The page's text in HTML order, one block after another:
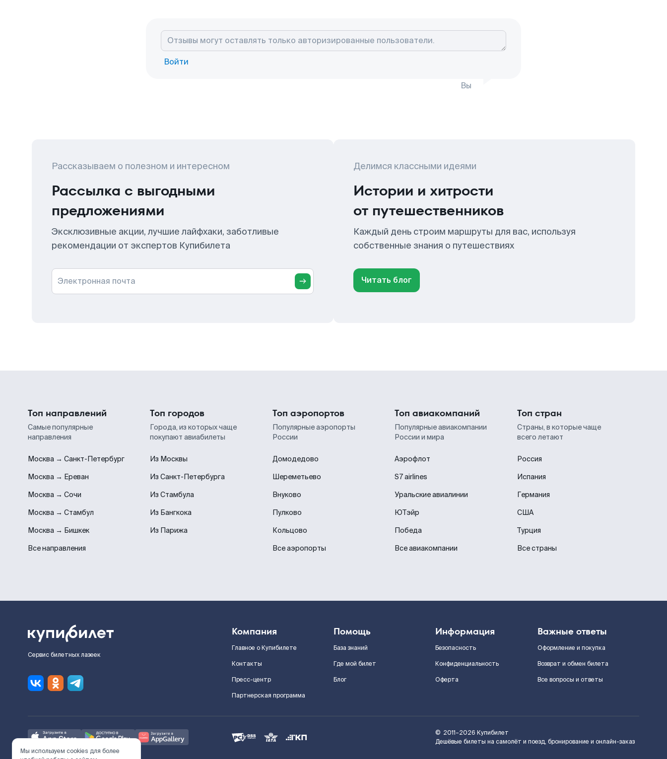
Войти
Вы
Рассказываем о полезном и интересном
Рассылка с выгодными
предложениями
Эксклюзивные акции, лучшие лайфхаки, заботливые
рекомендации от экспертов Купибилета
Электронная почта
Делимся классными идеями
Истории и хитрости
от путешественников
Каждый день строим маршруты для вас, используя
собственные знания о путешествиях
Читать блог
Топ направлений
Самые популярные
направления
Москва → Санкт-Петербург
Москва → Ереван
Москва → Сочи
Москва → Стамбул
Москва → Бишкек
Все направления
Топ городов
Города, из которых чаще
покупают авиабилеты
Из Москвы
Из Санкт-Петербурга
Из Стамбула
Из Бангкока
Из Парижа
Топ аэропортов
Популярные аэропорты
России
Домодедово
Шереметьево
Внуково
Пулково
Кольцово
Все аэропорты
Топ авиакомпаний
Популярные авиакомпании
России и мира
Аэрофлот
S7 airlines
Уральские авиалинии
ЮТэйр
Победа
Все авиакомпании
Топ стран
Страны, в которые чаще
всего летают
Россия
Испания
Германия
США
Турция
Все страны
Сервис билетных лазеек
Компания
Главное о Купибилете
Контакты
Пресс-центр
Партнерская программа
Помощь
База знаний
Где мой билет
Блог
Информация
Безопасность
Конфиденциальность
Оферта
Важные ответы
Оформление и покупка
Возврат и обмен билета
Все вопросы и ответы
© 2011–2026 Купибилет
Дешёвые билеты на самолёт и поезд, бронирование и онлайн-заказ
Мы используем cookies для более